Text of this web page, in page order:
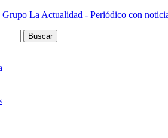
Grupo La Actualidad - Periódico con